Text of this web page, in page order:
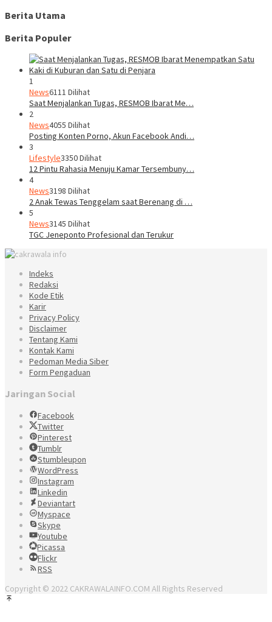
Berita Utama
Berita Populer
1
News6111 Dilihat
Saat Menjalankan Tugas, RESMOB Ibarat Me…
2
News4055 Dilihat
Posting Konten Porno, Akun Facebook Andi…
3
Lifestyle3350 Dilihat
12 Pintu Rahasia Menuju Kamar Tersembuny…
4
News3198 Dilihat
2 Anak Tewas Tenggelam saat Berenang di …
5
News3145 Dilihat
TGC Jeneponto Profesional dan Terukur
Indeks
Redaksi
Kode Etik
Karir
Privacy Policy
Disclaimer
Tentang Kami
Kontak Kami
Pedoman Media Siber
Form Pengaduan
Jaringan Social
Facebook
Twitter
Pinterest
Tumblr
Stumbleupon
WordPress
Instagram
Linkedin
Deviantart
Myspace
Skype
Youtube
Picassa
Flickr
RSS
Copyright © 2022 CAKRAWALAINFO.COM All Rights Reserved